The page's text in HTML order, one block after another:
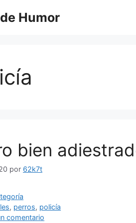
Humor
bien
por 62k7t
, perros, policía
comentario